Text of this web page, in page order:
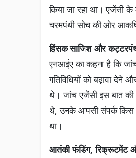
किया जा रहा था। एजेंसी
चरमपंथी सोच की ओर
हिंसक साजिश और
एनआईए का कहना है कि
गतिविधियों को बढ़ावा
थे। जांच एजेंसी इस बात की
थे, उनके आपसी संपर्क किस
था।
आतंकी फंडिंग, रिक्रूटमेंट